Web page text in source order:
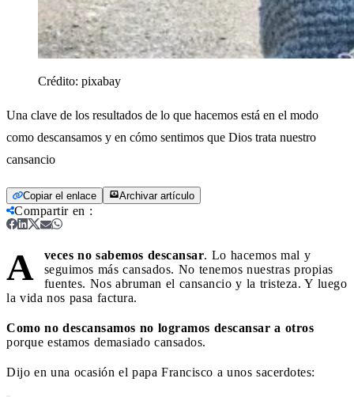
Crédito: pixabay
Una clave de los resultados de lo que hacemos está en el modo
como descansamos y en cómo sentimos que Dios trata nuestro
cansancio
Copiar el enlace Archivar artículo
Compartir en :
A veces no sabemos descansar. Lo hacemos mal y
seguimos más cansados. No tenemos nuestras propias
fuentes. Nos abruman el cansancio y la tristeza. Y luego
la vida nos pasa factura.
Como no descansamos no logramos descansar a otros
porque estamos demasiado cansados.
Dijo en una ocasión el papa Francisco a unos sacerdotes: